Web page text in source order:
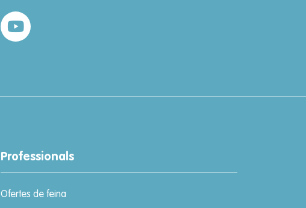
Professionals
Ofertes de feina